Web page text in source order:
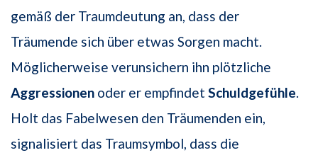
gemäß der Traumdeutung an, dass der
Träumende sich über etwas Sorgen macht.
Möglicherweise verunsichern ihn plötzliche
Aggressionen oder er empfindet Schuldgefühle.
Holt das Fabelwesen den Träumenden ein,
signalisiert das Traumsymbol, dass die